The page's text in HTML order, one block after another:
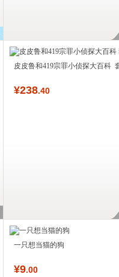
皮皮鲁和419宗罪小侦探大百科
¥238.40
一只想当猫的狗
¥9.00